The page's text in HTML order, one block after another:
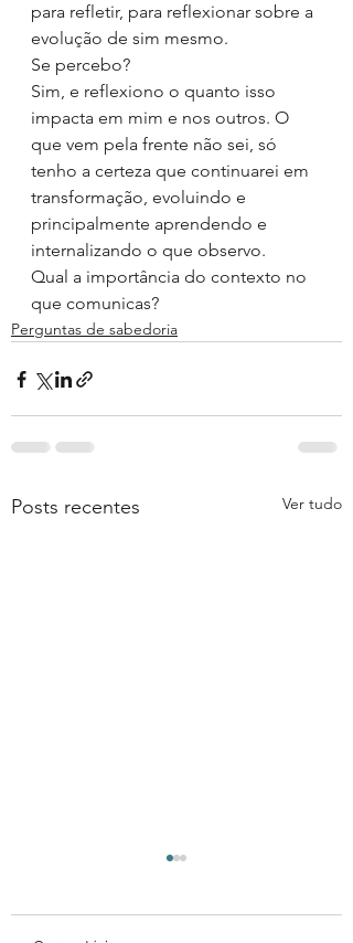
para refletir, para reflexionar sobre a
evolução de sim mesmo.
Se percebo?
Sim, e reflexiono o quanto isso
impacta em mim e nos outros. O
que vem pela frente não sei, só
tenho a certeza que continuarei em
transformação, evoluindo e
principalmente aprendendo e
internalizando o que observo.
Qual a importância do contexto no
que comunicas?
Perguntas de sabedoria
Posts recentes Ver tudo
Um verbo. Pronto, até aqui